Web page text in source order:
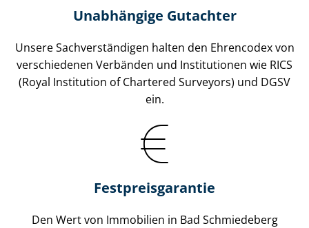
Unabhängige Gutachter
Unsere Sach­ver­stän­di­gen halten den Ehrencodex von
verschiedenen Verbänden und Institutionen wie RICS
(Royal Institution of Chartered Surveyors) und DGSV
ein.
Festpreis​garantie
Den Wert von Immobilien in Bad Schmiedeberg